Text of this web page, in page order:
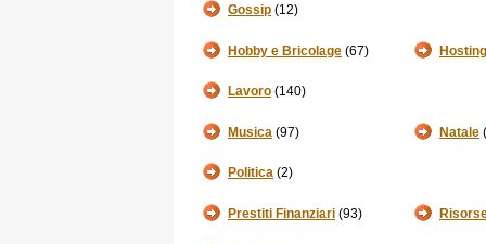
Gossip (12)
Hobby e Bricolage (67)
Lavoro (140)
Musica (97) Natale
Politica (2)
Prestiti Finanziari (93)